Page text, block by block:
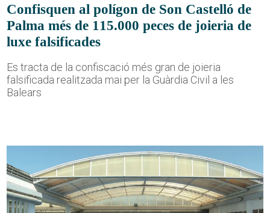
Confisquen al polígon de Son Castelló de
Palma més de 115.000 peces de joieria de
luxe falsificades
Es tracta de la confiscació més gran de joieria
falsificada realitzada mai per la Guàrdia Civil a les
Balears